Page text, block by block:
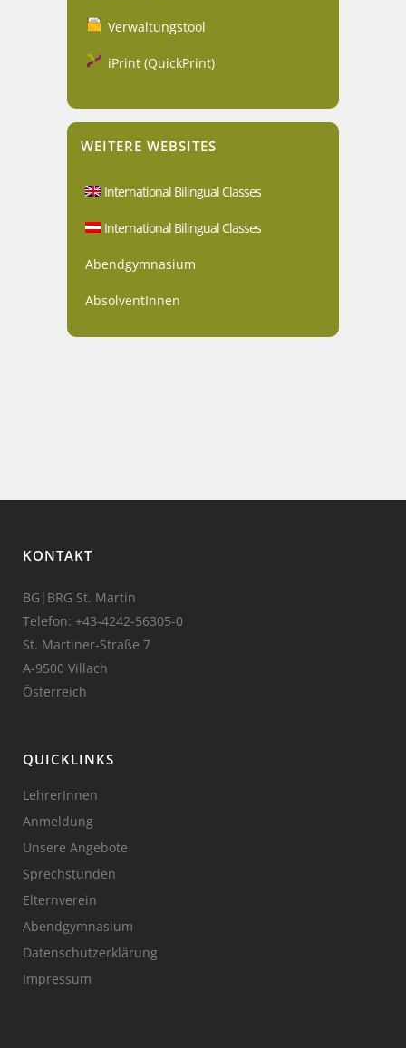
Verwaltungstool
iPrint (QuickPrint)
WEITERE WEBSITES
International Bilingual Classes
International Bilingual Classes
Abendgymnasium
AbsolventInnen
KONTAKT
BG|BRG St. Martin
Telefon: +43-4242-56305-0
St. Martiner-Straße 7
A-9500 Villach
Österreich
QUICKLINKS
LehrerInnen
Anmeldung
Unsere Angebote
Sprechstunden
Elternverein
Abendgymnasium
Datenschutzerklärung
Impressum